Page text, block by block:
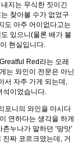
지는 무식한 짓이긴
찾아볼 수가 없었구
도 아주 어이없다고는
있으니(물론 배가 불
현실입니다.
Red라는 오레
는 와인이 전문은 아닌
서 자주 가게 되는데,
석이었습니다.
포니의 와인을 마시다
연하다는 생각을 하게
누나가 말하던 ‘땅맛’
짜 코르크였는데, 거